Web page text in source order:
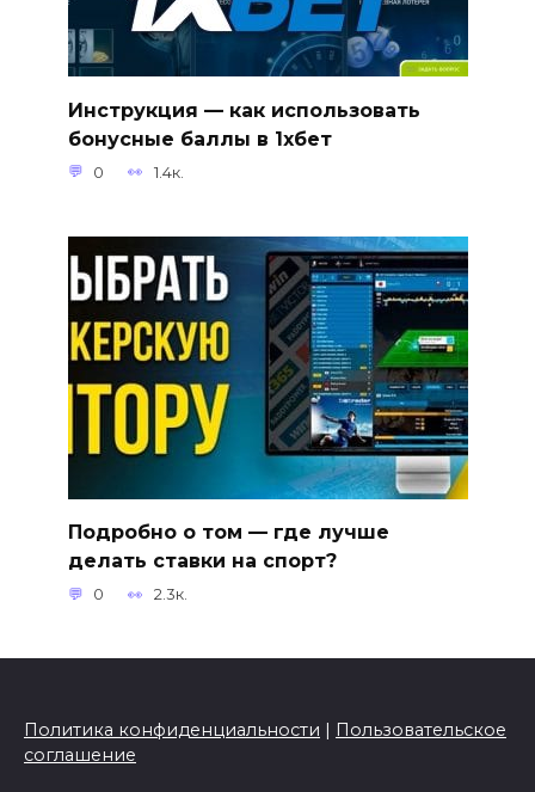
Инструкция — как использовать
бонусные баллы в 1хбет
0 1.4к.
Подробно о том — где лучше
делать ставки на спорт?
0 2.3к.
Политика конфиденциальности | Пользовательское
соглашение